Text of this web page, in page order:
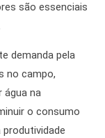
são essenciais
demanda pela
no campo,
água na
o consumo